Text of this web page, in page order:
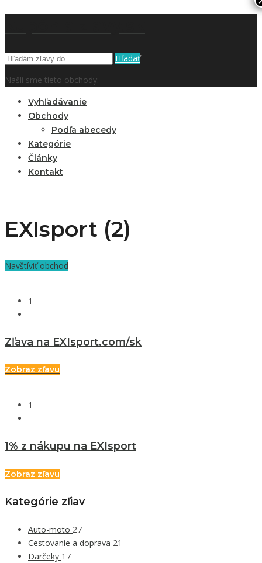
Hľadať
Našli sme tieto obchody:
Vyhľadávanie
Obchody
Podľa abecedy
Kategórie
Články
Kontakt
EXIsport (2)
Navštíviť obchod
1
Zľava na EXIsport.com/sk
Zobraz zľavu
1
1% z nákupu na EXIsport
Zobraz zľavu
Kategórie zľiav
Auto-moto 27
Cestovanie a doprava 21
Darčeky 17